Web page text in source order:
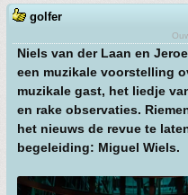
golfer
Niels van der Laan en
een muzikale voorstelling
muzikale gast, het liedje
en rake observaties.
het nieuws de revue te
begeleiding: Miguel Wiels.